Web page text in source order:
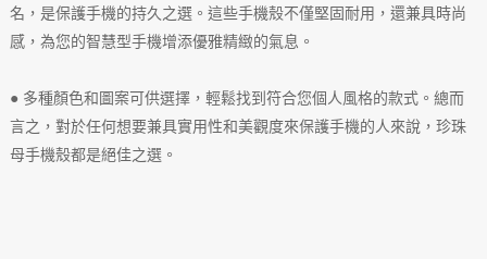
名，是保護手機的持久之選。這些手機殼不僅堅固耐用，還兼具時尚
感，為您的智慧型手機增添優雅精緻的氣息。
● 多種顏色和圖案可供選擇，輕鬆找到符合您個人風格的款式。總而
言之，對於任何想要兼具實用性和美觀度來保護手機的人來說，珍珠
母手機殼都是絕佳之選。